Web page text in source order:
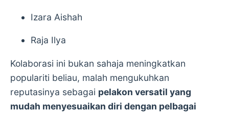
Izara Aishah
Raja Ilya
Kolaborasi ini bukan sahaja meningkatkan
populariti beliau, malah mengukuhkan
reputasinya sebagai pelakon versatil yang
mudah menyesuaikan diri dengan pelbagai